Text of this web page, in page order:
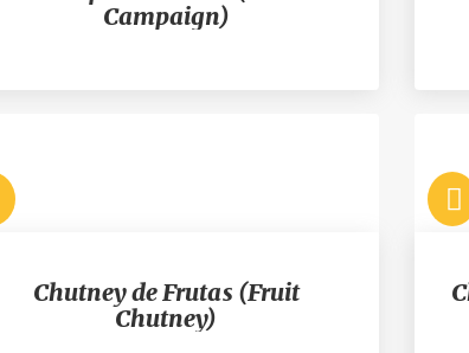
Campaign)
Chutney de Frutas (Fruit
Chutney)